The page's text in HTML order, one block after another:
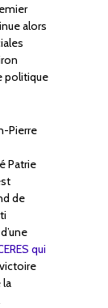
alors
politique
Pierre
Patrie
de
qui
la